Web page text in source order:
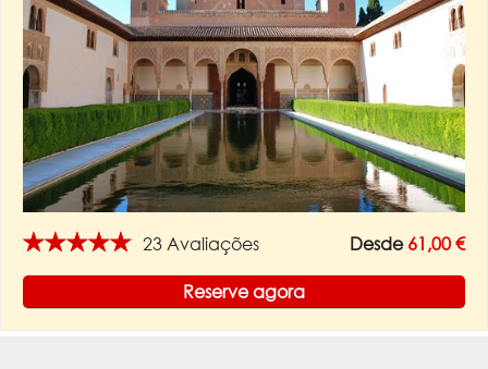
★★★★★ 23 Avaliações Desde 61,00 €
Reserve agora